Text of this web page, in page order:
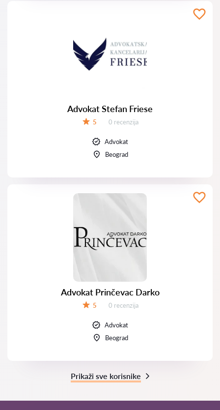
Advokat Stefan Friese
5 Recenzija:
0 recenzija
Advokat
Beograd
Advokat Prinčevac Darko
5 Recenzija:
0 recenzija
Advokat
Beograd
Prikaži sve korisnike